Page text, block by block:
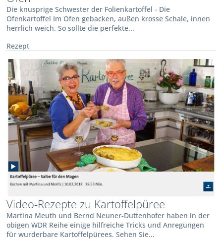
Die knusprige Schwester der Folienkartoffel - Die
Ofenkartoffel Im Ofen gebacken, außen krosse Schale, innen
herrlich weich. So sollte die perfekte...
Rezept
Video-Rezepte zu Kartoffelpüree
Martina Meuth und Bernd Neuner-Duttenhofer haben in der
obigen WDR Reihe einige hilfreiche Tricks und Anregungen
für wurderbare Kartoffelpürees. Sehen Sie...